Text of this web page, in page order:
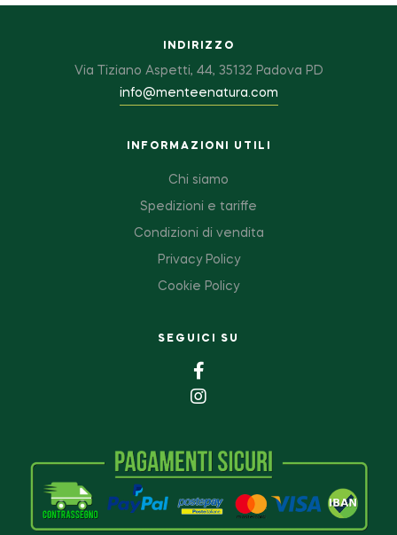
INDIRIZZO
Via Tiziano Aspetti, 44, 35132 Padova PD
info@menteenatura.com
INFORMAZIONI UTILI
Chi siamo
Spedizioni e tariffe
Condizioni di vendita
Privacy Policy
Cookie Policy
SEGUICI SU